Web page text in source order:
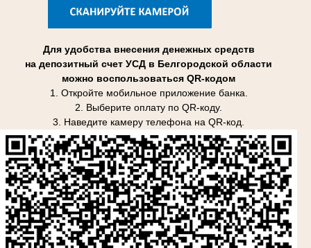
Для удобства внесения денежных средств
на депозитный счет УСД в Белгородской области
можно воспользоваться QR-кодом
1. Откройте мобильное приложение банка.
2. Выберите оплату по QR-коду.
3. Наведите камеру телефона на QR-код.